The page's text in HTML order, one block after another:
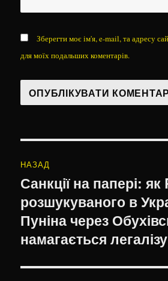
Зберегти моє ім'я, e-mail, та адресу
для моїх подальших коментарів.
записів
НАЗАД
Попередній
запис:
Санкції на папері:
розшукуваного в
Пуніна через
намагається